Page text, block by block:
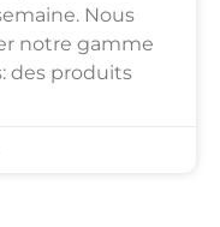
Nous
notre gamme
des produits